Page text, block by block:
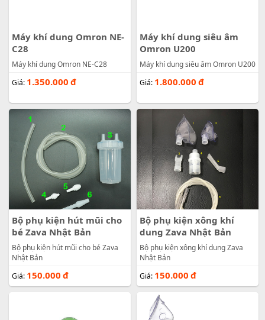
Máy khí dung Omron NE-
C28
Máy khí dung Omron NE-C28
Giá: 1.350.000 đ
Máy khí dung siêu âm
Omron U200
Máy khí dung siêu âm Omron U200
Giá: 1.800.000 đ
Bộ phụ kiện hút mũi cho
bé Zava Nhật Bản
Bộ phụ kiện hút mũi cho bé Zava
Nhật Bản
Giá: 150.000 đ
Bộ phụ kiện xông khí
dung Zava Nhật Bản
Bộ phụ kiện xông khí dung Zava
Nhật Bản
Giá: 150.000 đ